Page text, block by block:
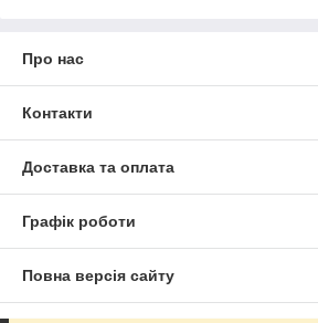
Про нас
Контакти
Доставка та оплата
Графік роботи
Повна версія сайту